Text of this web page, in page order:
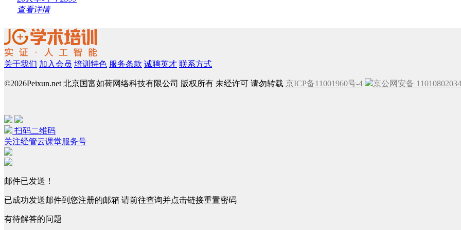
查看详情
关于我们 加入会员 培训特色 服务条款 诚聘英才 联系方式
©2026Peixun.net 北京国富如荷网络科技有限公司 版权所有 未经许可 请勿转载 京ICP备11001960号-4 京公网安备
扫码二维码
关注经管云课堂服务号
邮件已发送！
已成功发送邮件到您注册的邮箱 请前往查询并点击链接重置密码
有待解答的问题